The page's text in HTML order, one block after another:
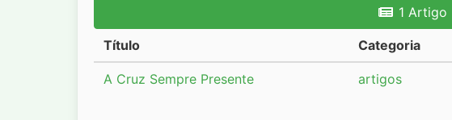
1 Artigo
Título Categoria
A Cruz Sempre Presente artigos